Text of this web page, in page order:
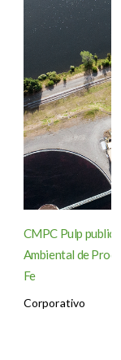
CMPC Pulp
Ambiental de
Fe
Corporativo